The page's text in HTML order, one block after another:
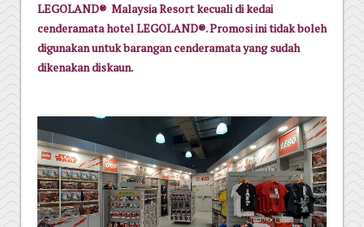
LEGOLAND® Malaysia Resort kecuali di kedai
cenderamata hotel LEGOLAND®. Promosi ini tidak boleh
digunakan untuk barangan cenderamata yang sudah
dikenakan diskaun.